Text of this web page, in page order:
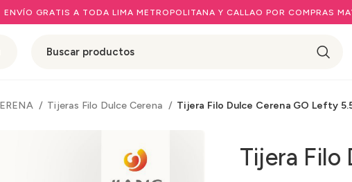
ENVÍO GRATIS A TODA LIMA METROPOLITANA Y CALLAO POR COMPRAS
Tijeras Filo Dulce Cerena Tijera Filo Dulce Cerena GO Lefty
Tijera Filo